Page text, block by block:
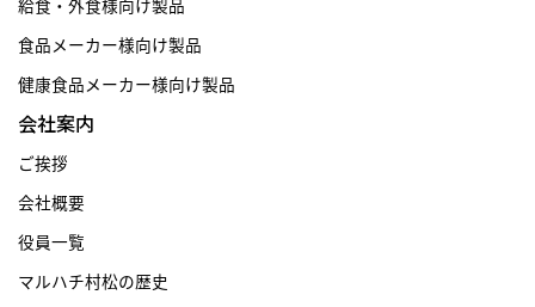
食品メーカー様向け製品
健康食品メーカー様向け製品
会社案内
ご挨拶
会社概要
役員一覧
マルハチ村松の歴史